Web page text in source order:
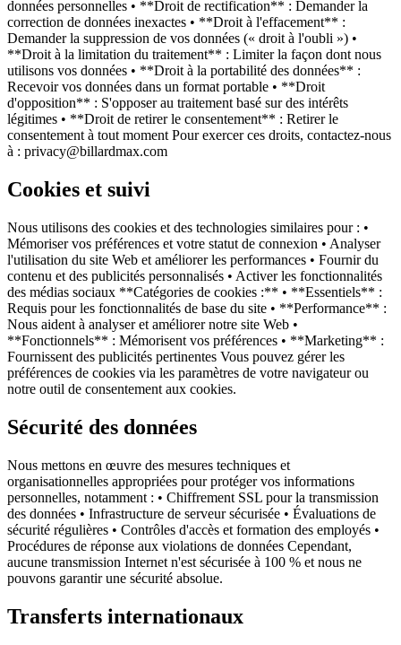
données personnelles • **Droit de rectification** : Demander la
correction de données inexactes • **Droit à l'effacement** :
Demander la suppression de vos données (« droit à l'oubli ») •
**Droit à la limitation du traitement** : Limiter la façon dont nous
utilisons vos données • **Droit à la portabilité des données** :
Recevoir vos données dans un format portable • **Droit
d'opposition** : S'opposer au traitement basé sur des intérêts
légitimes • **Droit de retirer le consentement** : Retirer le
consentement à tout moment Pour exercer ces droits, contactez-nous
à : privacy@billardmax.com
Cookies et suivi
Nous utilisons des cookies et des technologies similaires pour : •
Mémoriser vos préférences et votre statut de connexion • Analyser
l'utilisation du site Web et améliorer les performances • Fournir du
contenu et des publicités personnalisés • Activer les fonctionnalités
des médias sociaux **Catégories de cookies :** • **Essentiels** :
Requis pour les fonctionnalités de base du site • **Performance** :
Nous aident à analyser et améliorer notre site Web •
**Fonctionnels** : Mémorisent vos préférences • **Marketing** :
Fournissent des publicités pertinentes Vous pouvez gérer les
préférences de cookies via les paramètres de votre navigateur ou
notre outil de consentement aux cookies.
Sécurité des données
Nous mettons en œuvre des mesures techniques et
organisationnelles appropriées pour protéger vos informations
personnelles, notamment : • Chiffrement SSL pour la transmission
des données • Infrastructure de serveur sécurisée • Évaluations de
sécurité régulières • Contrôles d'accès et formation des employés •
Procédures de réponse aux violations de données Cependant,
aucune transmission Internet n'est sécurisée à 100 % et nous ne
pouvons garantir une sécurité absolue.
Transferts internationaux